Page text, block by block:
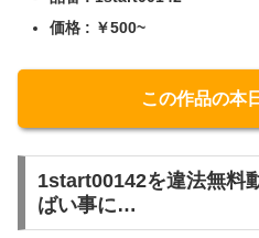
価格 : ￥500~
この作品の本
1start00142を違法無料
ばい事に…